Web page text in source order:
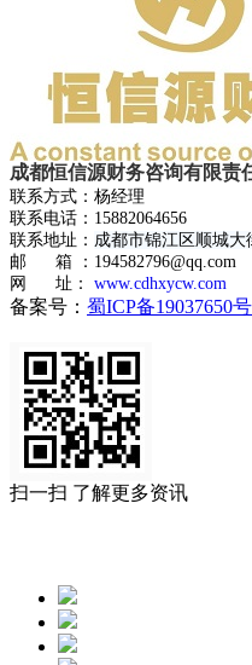
成都恒信源财务咨询有限责
联系方式：杨经理
联系电话：15882064656
联系地址： 成都市锦江区顺城大
邮 箱 ：194582796@qq.com
网 址： www.cdhxycw.com
备案号： 蜀ICP备19037650号
扫一扫 了解更多资讯